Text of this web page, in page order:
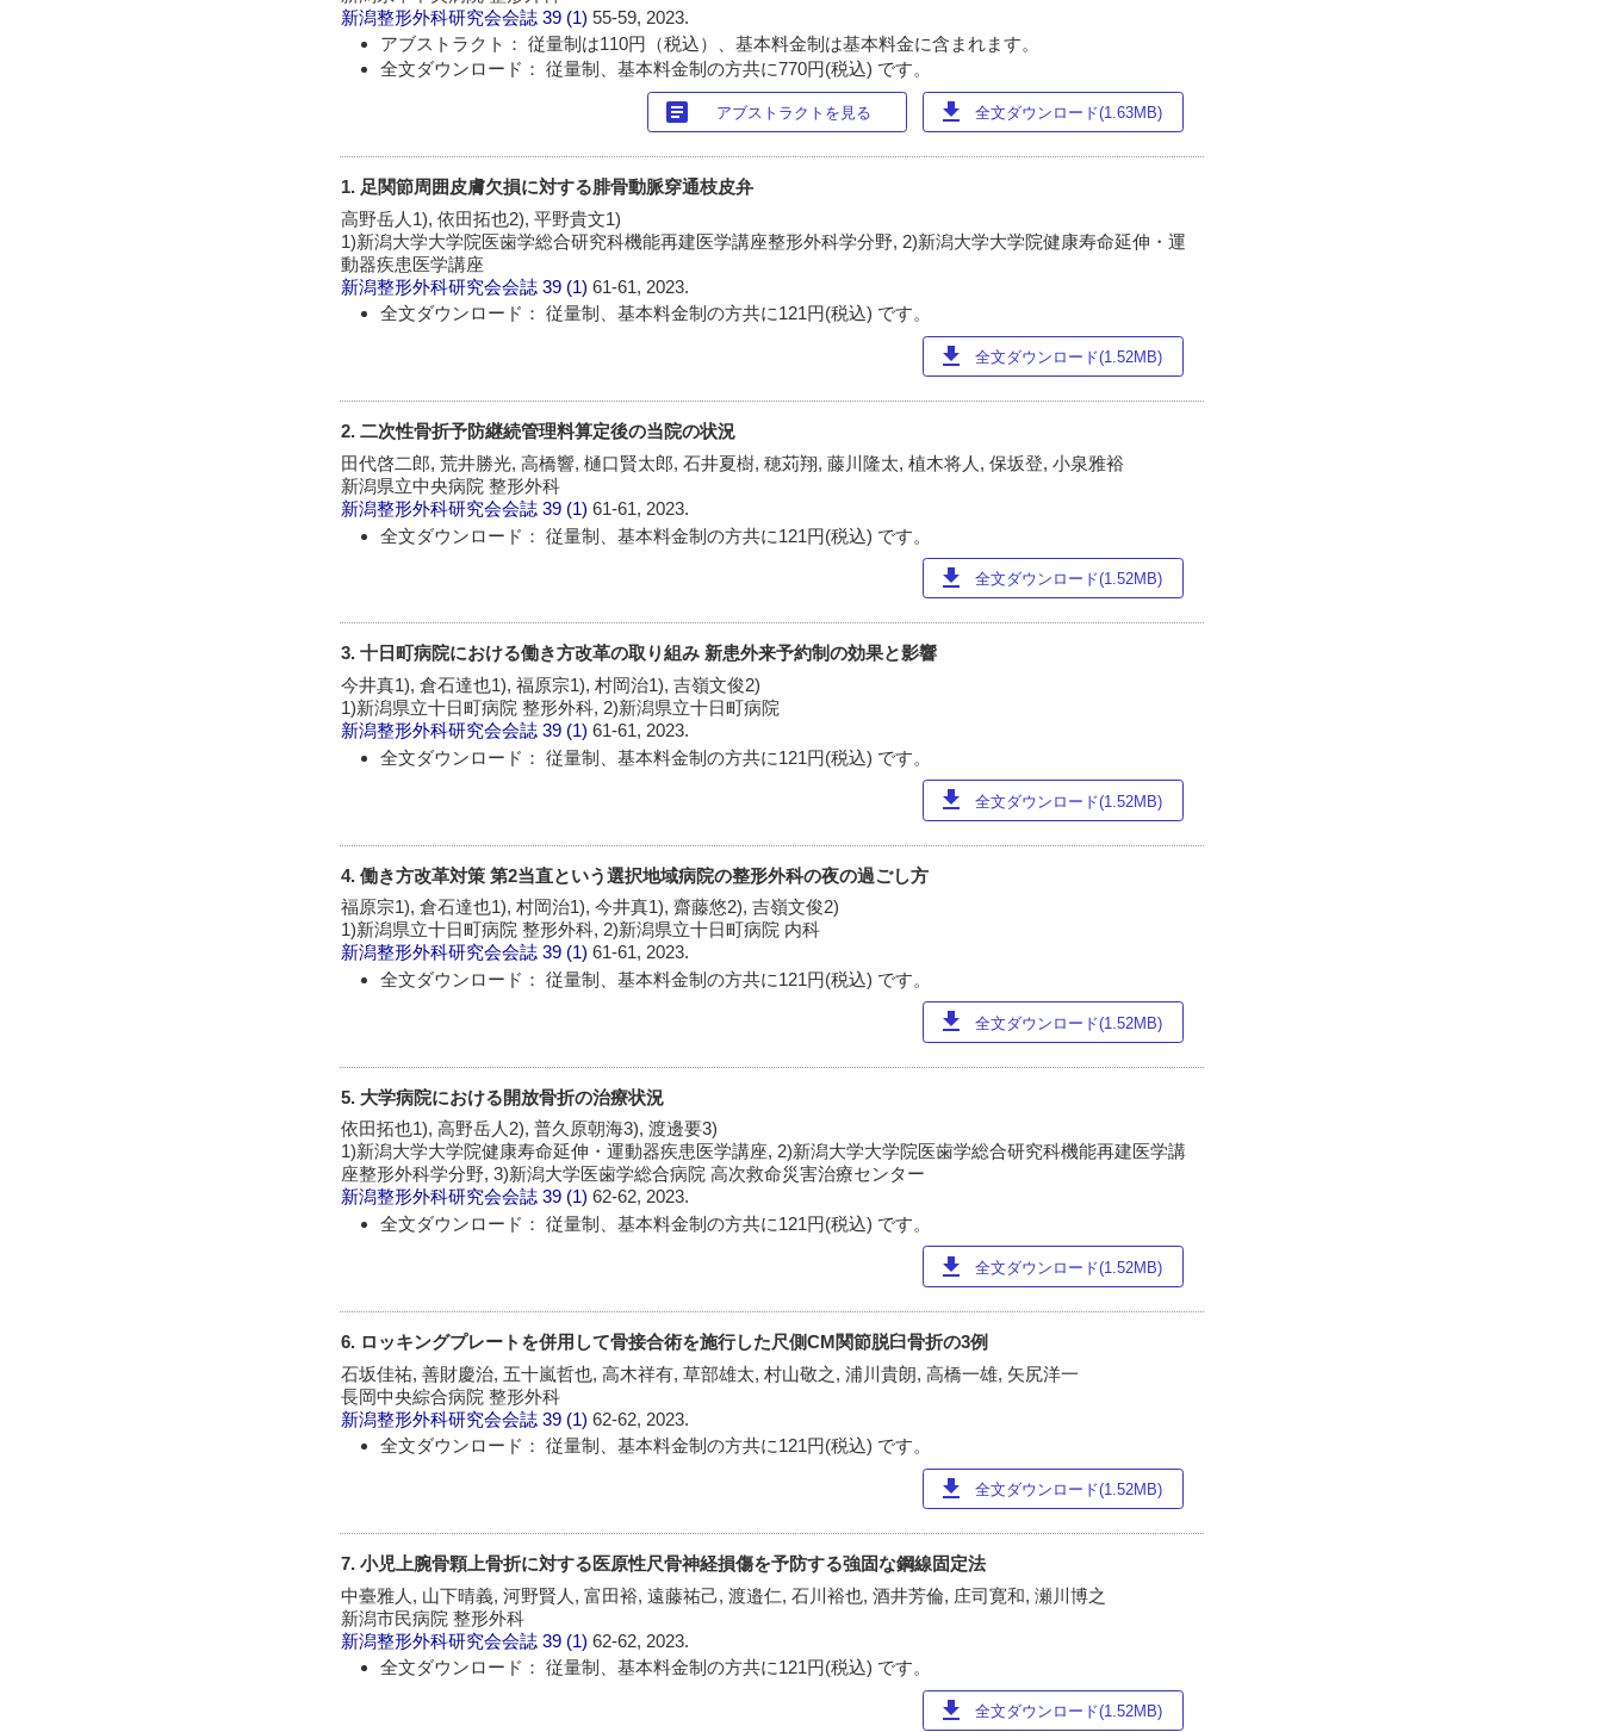
新潟整形外科研究会会誌 39 (1)55-59, 2023.
アブストラクト： 従量制は110円（税込）、基本料金制は基本料金に含まれます。
全文ダウンロード： 従量制、基本料金制の方共に770円(税込) です。
article アブストラクトを見る download 全文ダウンロード(1.63MB)
1. 足関節周囲皮膚欠損に対する腓骨動脈穿通枝皮弁
高野岳人1), 依田拓也2), 平野貴文1)
1)新潟大学大学院医歯学総合研究科機能再建医学講座整形外科学分野, 2)新潟大学大学院健康寿命延伸・運
動器疾患医学講座
新潟整形外科研究会会誌 39 (1)61-61, 2023.
全文ダウンロード： 従量制、基本料金制の方共に121円(税込) です。
download 全文ダウンロード(1.52MB)
2. 二次性骨折予防継続管理料算定後の当院の状況
田代啓二郎, 荒井勝光, 高橋響, 樋口賢太郎, 石井夏樹, 穂苅翔, 藤川隆太, 植木将人, 保坂登, 小泉雅裕
新潟県立中央病院 整形外科
新潟整形外科研究会会誌 39 (1)61-61, 2023.
全文ダウンロード： 従量制、基本料金制の方共に121円(税込) です。
download 全文ダウンロード(1.52MB)
3. 十日町病院における働き方改革の取り組み 新患外来予約制の効果と影響
今井真1), 倉石達也1), 福原宗1), 村岡治1), 吉嶺文俊2)
1)新潟県立十日町病院 整形外科, 2)新潟県立十日町病院
新潟整形外科研究会会誌 39 (1)61-61, 2023.
全文ダウンロード： 従量制、基本料金制の方共に121円(税込) です。
download 全文ダウンロード(1.52MB)
4. 働き方改革対策 第2当直という選択地域病院の整形外科の夜の過ごし方
福原宗1), 倉石達也1), 村岡治1), 今井真1), 齋藤悠2), 吉嶺文俊2)
1)新潟県立十日町病院 整形外科, 2)新潟県立十日町病院 内科
新潟整形外科研究会会誌 39 (1)61-61, 2023.
全文ダウンロード： 従量制、基本料金制の方共に121円(税込) です。
download 全文ダウンロード(1.52MB)
5. 大学病院における開放骨折の治療状況
依田拓也1), 高野岳人2), 普久原朝海3), 渡邊要3)
1)新潟大学大学院健康寿命延伸・運動器疾患医学講座, 2)新潟大学大学院医歯学総合研究科機能再建医学講
座整形外科学分野, 3)新潟大学医歯学総合病院 高次救命災害治療センター
新潟整形外科研究会会誌 39 (1)62-62, 2023.
全文ダウンロード： 従量制、基本料金制の方共に121円(税込) です。
download 全文ダウンロード(1.52MB)
6. ロッキングプレートを併用して骨接合術を施行した尺側CM関節脱臼骨折の3例
石坂佳祐, 善財慶治, 五十嵐哲也, 高木祥有, 草部雄太, 村山敬之, 浦川貴朗, 高橋一雄, 矢尻洋一
長岡中央綜合病院 整形外科
新潟整形外科研究会会誌 39 (1)62-62, 2023.
全文ダウンロード： 従量制、基本料金制の方共に121円(税込) です。
download 全文ダウンロード(1.52MB)
7. 小児上腕骨顆上骨折に対する医原性尺骨神経損傷を予防する強固な鋼線固定法
中臺雅人, 山下晴義, 河野賢人, 富田裕, 遠藤祐己, 渡邉仁, 石川裕也, 酒井芳倫, 庄司寛和, 瀬川博之
新潟市民病院 整形外科
新潟整形外科研究会会誌 39 (1)62-62, 2023.
全文ダウンロード： 従量制、基本料金制の方共に121円(税込) です。
download 全文ダウンロード(1.52MB)